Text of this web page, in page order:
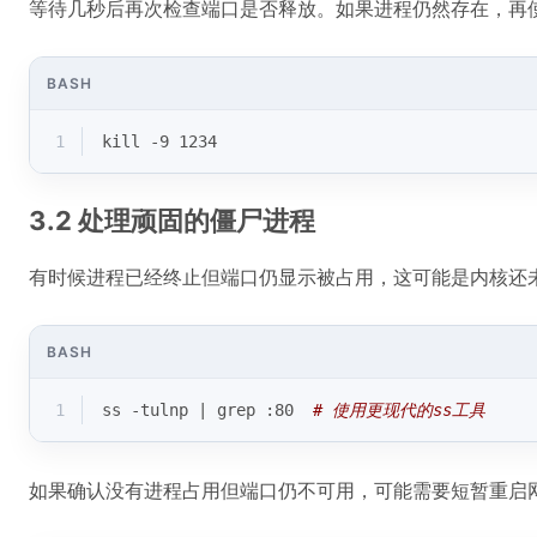
等待几秒后再次检查端口是否释放。如果进程仍然存在，再
BASH
1 kill -9 1234
3.2 处理顽固的僵尸进程
有时候进程已经终止但端口仍显示被占用，这可能是内核还
BASH
1 ss -tulnp | grep :80 # 使用更现代的ss工具
如果确认没有进程占用但端口仍不可用，可能需要短暂重启